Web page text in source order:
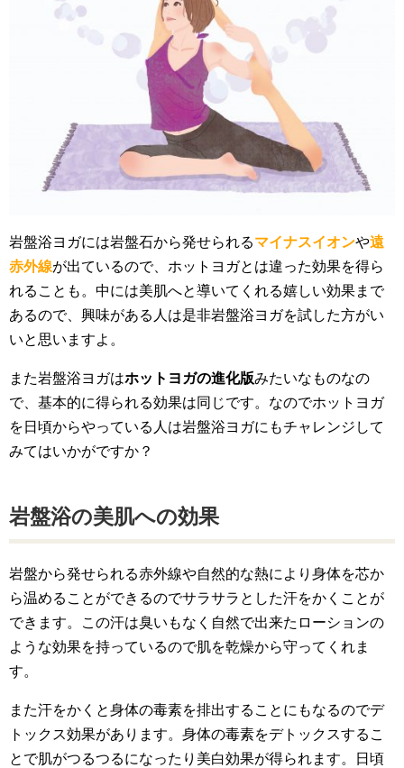
岩盤浴ヨガには岩盤石から発せられるマイナスイオンや遠
赤外線が出ているので、ホットヨガとは違った効果を得ら
れることも。中には美肌へと導いてくれる嬉しい効果まで
あるので、興味がある人は是非岩盤浴ヨガを試した方がい
いと思いますよ。
また岩盤浴ヨガはホットヨガの進化版みたいなものなの
で、基本的に得られる効果は同じです。なのでホットヨガ
を日頃からやっている人は岩盤浴ヨガにもチャレンジして
みてはいかがですか？
岩盤浴の美肌への効果
岩盤から発せられる赤外線や自然的な熱により身体を芯か
ら温めることができるのでサラサラとした汗をかくことが
できます。この汗は臭いもなく自然で出来たローションの
ような効果を持っているので肌を乾燥から守ってくれま
す。
また汗をかくと身体の毒素を排出することにもなるのでデ
トックス効果があります。身体の毒素をデトックスするこ
とで肌がつるつるになったり美白効果が得られます。日頃